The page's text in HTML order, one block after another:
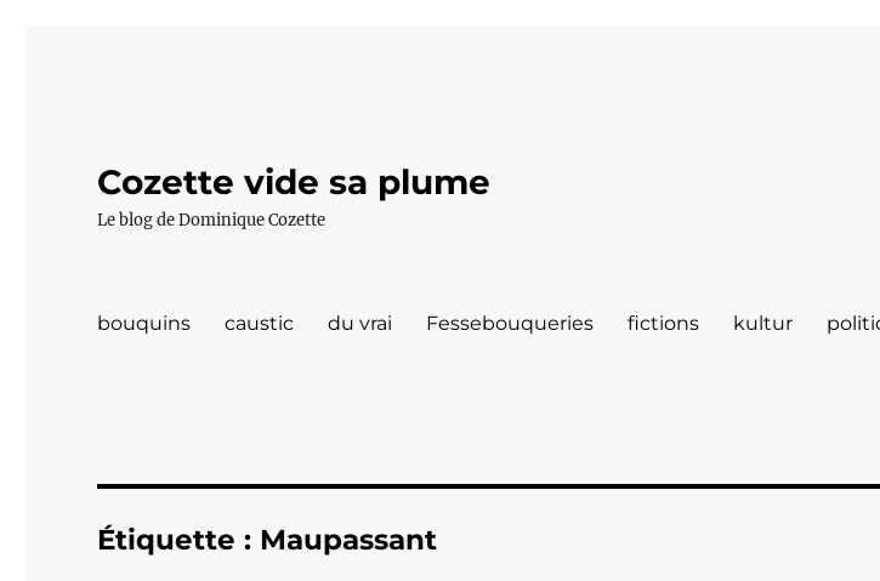
Cozette vide sa plume
Le blog de Dominique Cozette
bouquins caustic du vrai Fessebouqueries fictions kultur
Étiquette : Maupassant